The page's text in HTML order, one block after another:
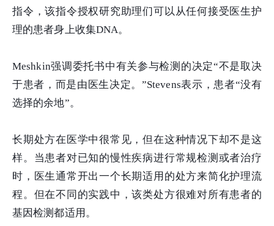
指令，该指令授权研究助理们可以从任何接受医生护
理的患者身上收集DNA。
Meshkin强调委托书中有关参与检测的决定“不是取决
于患者，而是由医生决定。”Stevens表示，患者“没有
选择的余地”。
长期处方在医学中很常见，但在这种情况下却不是这
样。当患者对已知的慢性疾病进行常规检测或者治疗
时，医生通常开出一个长期适用的处方来简化护理流
程。但在不同的实践中，该类处方很难对所有患者的
基因检测都适用。